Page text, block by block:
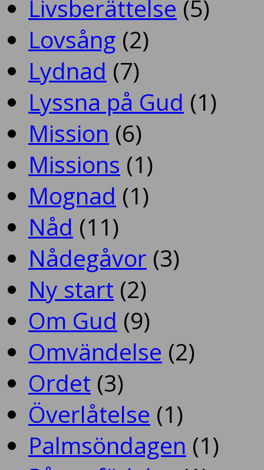
Livsberättelse (5)
Lovsång (2)
Lydnad (7)
Lyssna på Gud (1)
Mission (6)
Missions (1)
Mognad (1)
Nåd (11)
Nådegåvor (3)
Ny start (2)
Om Gud (9)
Omvändelse (2)
Ordet (3)
Överlåtelse (1)
Palmsöndagen (1)